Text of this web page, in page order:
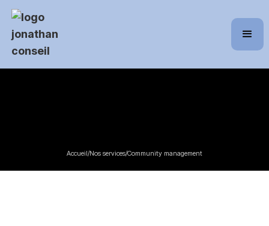
Accueil/Nos services/Community management